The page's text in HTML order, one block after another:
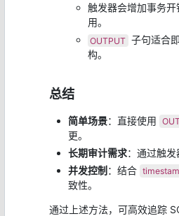
触发器会增加事务
用。
OUTPUT 子句适合
构。
总结
简单场景：直接使用
更。
长期审计需求：通过触发
并发控制 ：结合
致性。
通过上述方法，可高效追踪